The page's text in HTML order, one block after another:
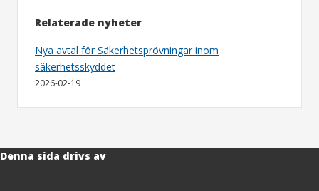
Relaterade nyheter
Nya avtal för Säkerhetsprövningar inom
säkerhetsskyddet
2026-02-19
Denna sida drivs av